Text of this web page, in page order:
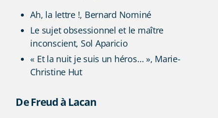
Ah, la lettre !, Bernard Nominé
Le sujet obsessionnel et le maître
inconscient, Sol Aparicio
« Et la nuit je suis un héros… », Marie-
Christine Hut
De Freud à Lacan